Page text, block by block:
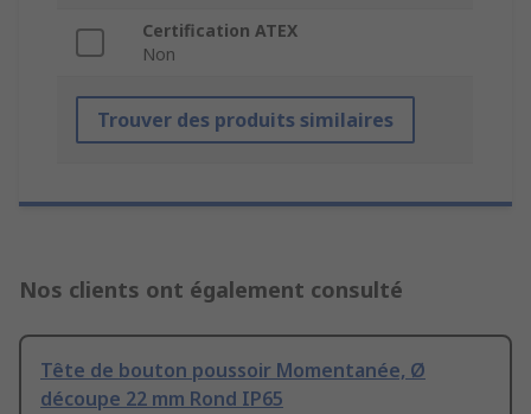
Certification ATEX
Non
Trouver des produits similaires
Nos clients ont également consulté
Tête de bouton poussoir Momentanée, Ø
découpe 22 mm Rond IP65